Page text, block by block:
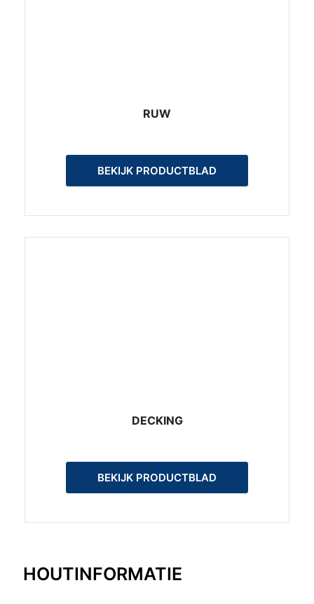
RUW
BEKIJK PRODUCTBLAD
DECKING
BEKIJK PRODUCTBLAD
HOUTINFORMATIE